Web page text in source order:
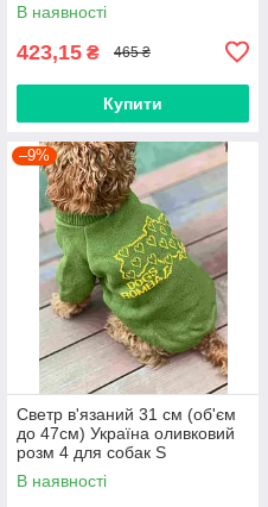
В наявності
423,15 ₴ 465 ₴
Купити
–9%
Светр в'язаний 31 см (об'єм
до 47см) Україна оливковий
розм 4 для собак S
В наявності